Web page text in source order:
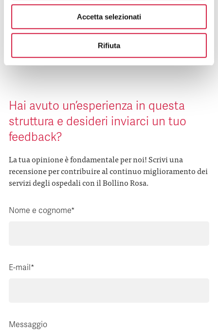
Accetta selezionati
Rifiuta
Quali Sono I Vantaggi Per La
Popolazione?
Hai avuto un’esperienza in questa
struttura e desideri inviarci un tuo
feedback?
La tua opinione è fondamentale per noi! Scrivi una
recensione per contribuire al continuo miglioramento dei
servizi degli ospedali con il Bollino Rosa.
Nome e cognome*
E-mail*
Messaggio